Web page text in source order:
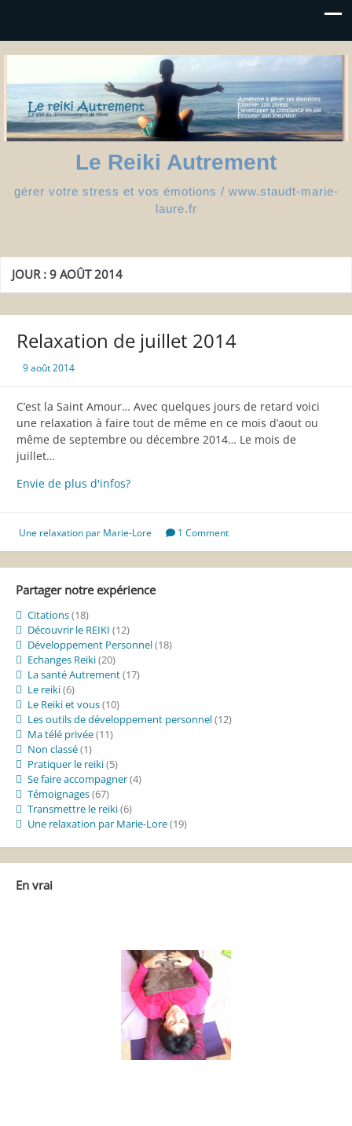
Le Reiki Autrement
gérer votre stress et vos émotions / www.staudt-marie-
laure.fr
JOUR :9 AOÛT 2014
Relaxation de juillet 2014
9 août 2014
C’est la Saint Amour… Avec quelques jours de retard voici
une relaxation à faire tout de même en ce mois d’aout ou
même de septembre ou décembre 2014… Le mois de
juillet…
Envie de plus d'infos?Relaxation
2014
Une relaxation par Marie-Lore 1 Comment
Partager notre expérience
Citations(18)
Découvrir le REIKI (12)
Développement Personnel(18)
Echanges Reiki(20)
La santé Autrement(17)
Le reiki(6)
Le Reiki et vous(10)
Les outils de développement personnel(12)
Ma télé privée(11)
Non classé(1)
Pratiquer le reiki(5)
Se faire accompagner(4)
Témoignages(67)
Transmettre le reiki(6)
Une relaxation par Marie-Lore(19)
En vrai